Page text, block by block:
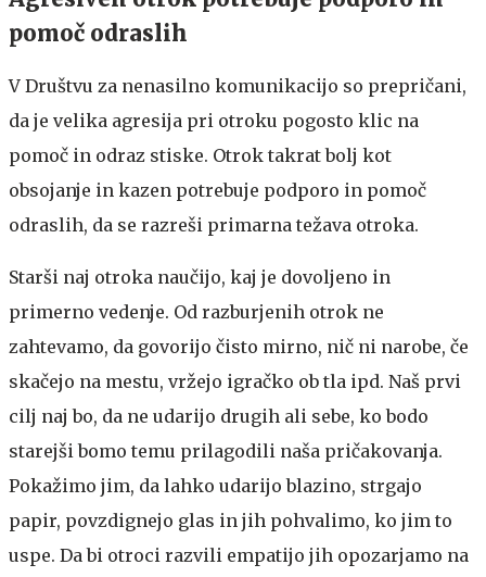
pomoč odraslih
V Društvu za nenasilno komunikacijo so prepričani,
da je velika agresija pri otroku pogosto klic na
pomoč in odraz stiske. Otrok takrat bolj kot
obsojanje in kazen potrebuje podporo in pomoč
odraslih, da se razreši primarna težava otroka.
Starši naj otroka naučijo, kaj je dovoljeno in
primerno vedenje. Od razburjenih otrok ne
zahtevamo, da govorijo čisto mirno, nič ni narobe, če
skačejo na mestu, vržejo igračko ob tla ipd. Naš prvi
cilj naj bo, da ne udarijo drugih ali sebe, ko bodo
starejši bomo temu prilagodili naša pričakovanja.
Pokažimo jim, da lahko udarijo blazino, strgajo
papir, povzdignejo glas in jih pohvalimo, ko jim to
uspe. Da bi otroci razvili empatijo jih opozarjamo na